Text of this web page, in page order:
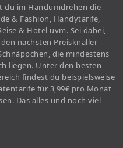
du im Handumdrehen die
& Fashion, Handytarife,
& Hotel uvm. Sei dabei,
nächsten Preisknaller
die mindestens
liegen. Unter den besten
findest du beispielsweise
für 3,99€ pro Monat
Das alles und noch viel